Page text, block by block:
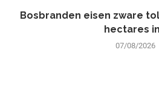
Bosbranden eisen zware
hectares
07/08/2026